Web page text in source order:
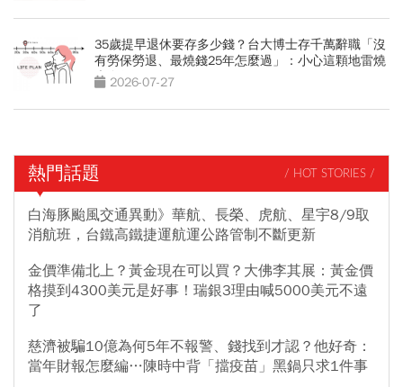
35歲提早退休要存多少錢？台大博士存千萬辭職「沒
有勞保勞退、最燒錢25年怎麼過」：小心這顆地雷燒
光存款
2026-07-27
熱門話題 / HOT STORIES /
白海豚颱風交通異動》華航、長榮、虎航、星宇8/9取
消航班，台鐵高鐵捷運航運公路管制不斷更新
金價準備北上？黃金現在可以買？大佛李其展：黃金價
格摸到4300美元是好事！瑞銀3理由喊5000美元不遠
了
慈濟被騙10億為何5年不報警、錢找到才認？他好奇：
當年財報怎麼編…陳時中背「擋疫苗」黑鍋只求1件事